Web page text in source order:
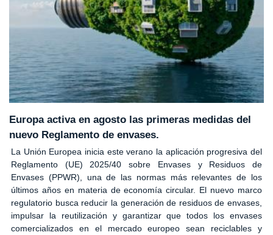
Europa activa en agosto las primeras medidas del
nuevo Reglamento de envases.
La Unión Europea inicia este verano la aplicación progresiva del
Reglamento (UE) 2025/40 sobre Envases y Residuos de
Envases (PPWR), una de las normas más relevantes de los
últimos años en materia de economía circular. El nuevo marco
regulatorio busca reducir la generación de residuos de envases,
impulsar la reutilización y garantizar que todos los envases
comercializados en el mercado europeo sean reciclables y